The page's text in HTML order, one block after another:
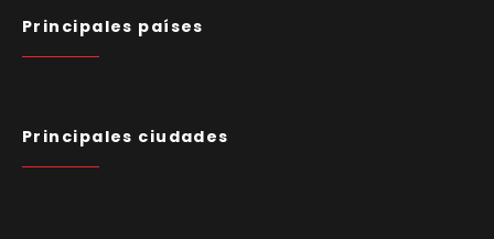
Principales países
Principales ciudades